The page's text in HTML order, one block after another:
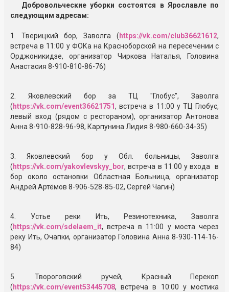
Добровольческие уборки состоятся в Ярославле по
следующим адресам:
1. Тверицкий бор, Заволга ( https://vk.com/club36621612,
встреча в 11:00 у ФОКа на Красноборской на пересечении с
Орджоникидзе, организатор Чиркова Наталья, Головина
Анастасия 8-910-810-86-76)
2. Яковлевский бор за ТЦ "Глобус", Заволга
( https://vk.com/event36621751, встреча в 11:00 у ТЦ Глобус,
левый вход (рядом с рестораном), организатор Антонова
Анна 8-910-828-96-98, Карпунина Лидия 8-980-660-34-35)
3. Яковлевский бор у Обл. больницы, Заволга
( https://vk.com/yakovlevskyy_bor, встреча в 11:00 у входа в
бор около остановки Областная Больница, организатор
Андрей Артёмов 8-906-528-85-02, Сергей Чагин)
4. Устье реки Ить, Резинотехника, Заволга
( https://vk.com/sdelaem_it, встреча в 11:00 у моста через
реку Ить, Очапки, организатор Головина Анна 8-930-114-16-
84)
5. Твороговский ручей, Красный Перекоп
( https://vk.com/event53445708, встреча в 10:00 у мостика